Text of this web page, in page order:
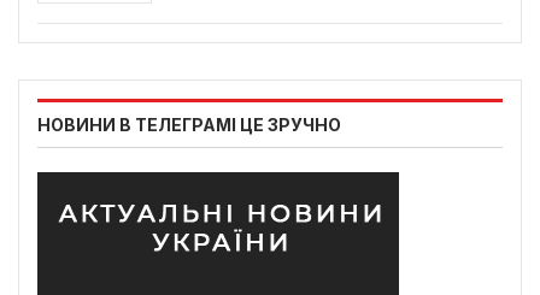
НОВИНИ В ТЕЛЕГРАМІ ЦЕ ЗРУЧНО